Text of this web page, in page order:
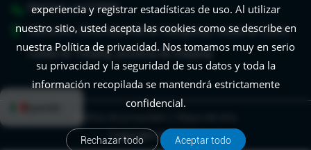
experiencia y registrar estadísticas de uso. Al utilizar
nuestro sitio, usted acepta las cookies como se describe en
nuestra Política de privacidad. Nos tomamos muy en serio
su privacidad y la seguridad de sus datos y toda la
información recopilada se mantendrá estrictamente
confidencial.
Rechazar todo Aceptar todo
English French Frisian Dutch
WeChat:yan779931
Ubicación: Zona industrial de Xiangyang, ciudad de Liushi,
ciudad de Yueqing, provincia de Zhejiang
Copyright NUOMAK